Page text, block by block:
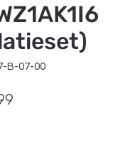
B-07-00